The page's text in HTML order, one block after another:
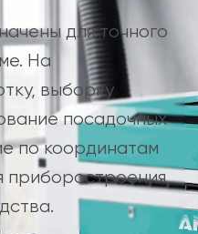
для точного
На
выборку
посадочных
по координатам
приборостроения,